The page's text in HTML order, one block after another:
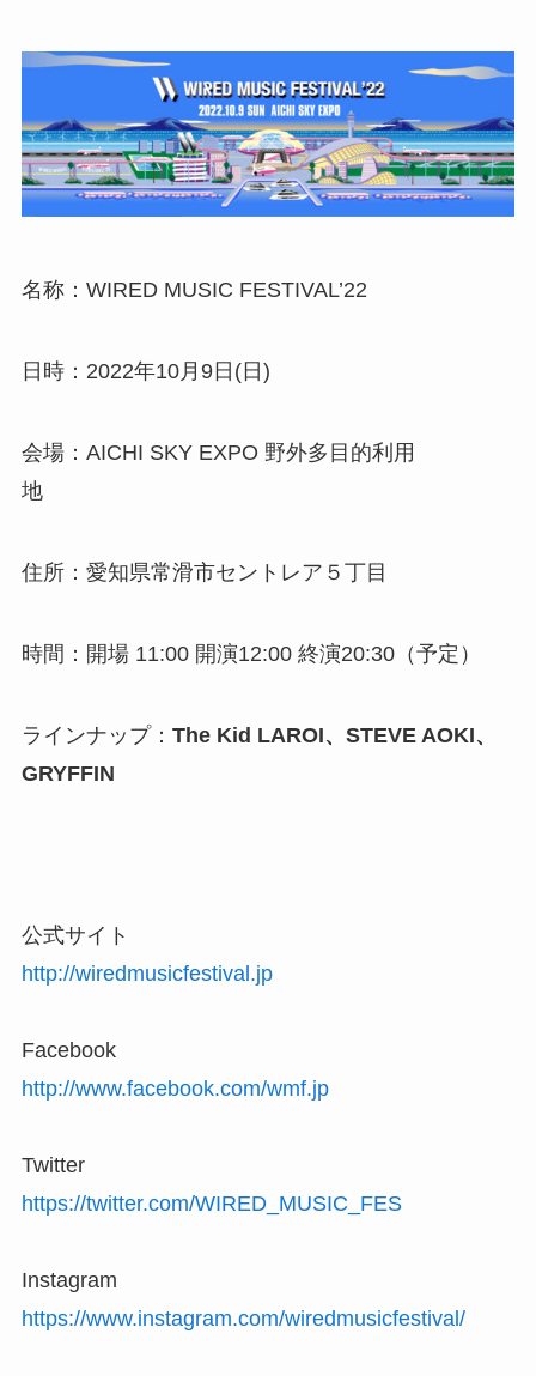
名称：WIRED MUSIC FESTIVAL’22
日時：2022年10月9日(日)
会場：AICHI SKY EXPO 野外多目的利用
地
住所：愛知県常滑市セントレア５丁目
時間：開場 11:00 開演12:00 終演20:30（予定）
ラインナップ： The Kid LAROI、STEVE AOKI、
GRYFFIN
公式サイト
http://wiredmusicfestival.jp
Facebook
http://www.facebook.com/wmf.jp
Twitter
https://twitter.com/WIRED_MUSIC_FES
Instagram
https://www.instagram.com/wiredmusicfestival/